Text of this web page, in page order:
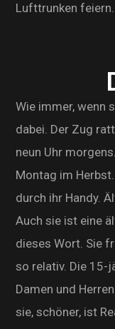
Lufttrunken feiern.
Wie immer, wenn
dabei. Der Zug
neun Uhr
Montag im
durch ihr Handy.
Auch sie ist eine
dieses Wort. Sie
so relativ. Die 15-
Damen und
sie, schöner, ist